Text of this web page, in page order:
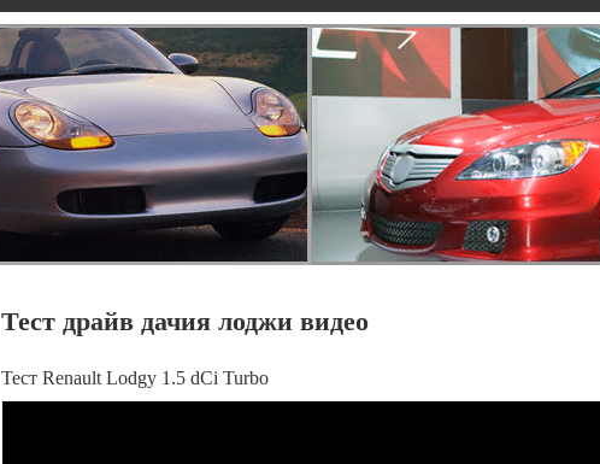
Тест драйв дачия лоджи видео
Тест Renault Lodgy 1.5 dCi Turbo